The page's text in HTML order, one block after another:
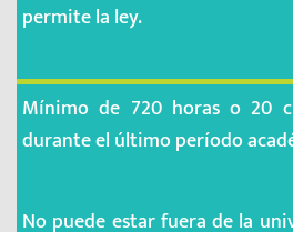
permite la ley.
Mínimo de 720 horas o 20
durante el último período
No puede estar fuera de la